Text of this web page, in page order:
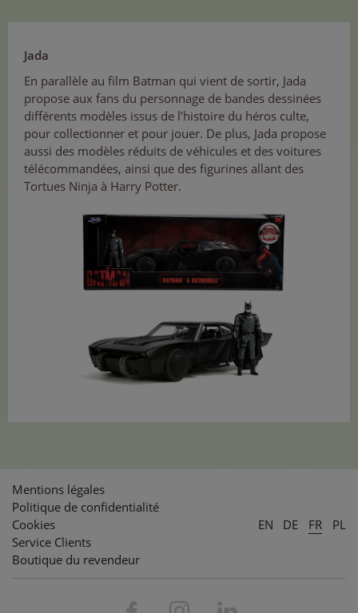
Jada
En parallèle au film Batman qui vient de sortir, Jada
propose aux fans du personnage de bandes dessinées
différents modèles issus de l’histoire du héros culte,
pour collectionner et pour jouer. De plus, Jada propose
aussi des modèles réduits de véhicules et des voitures
télécommandées, ainsi que des figurines allant des
Tortues Ninja à Harry Potter.
Mentions légales
Politique de confidentialité
Cookies
Service Clients
Boutique du revendeur
EN DE FR PL